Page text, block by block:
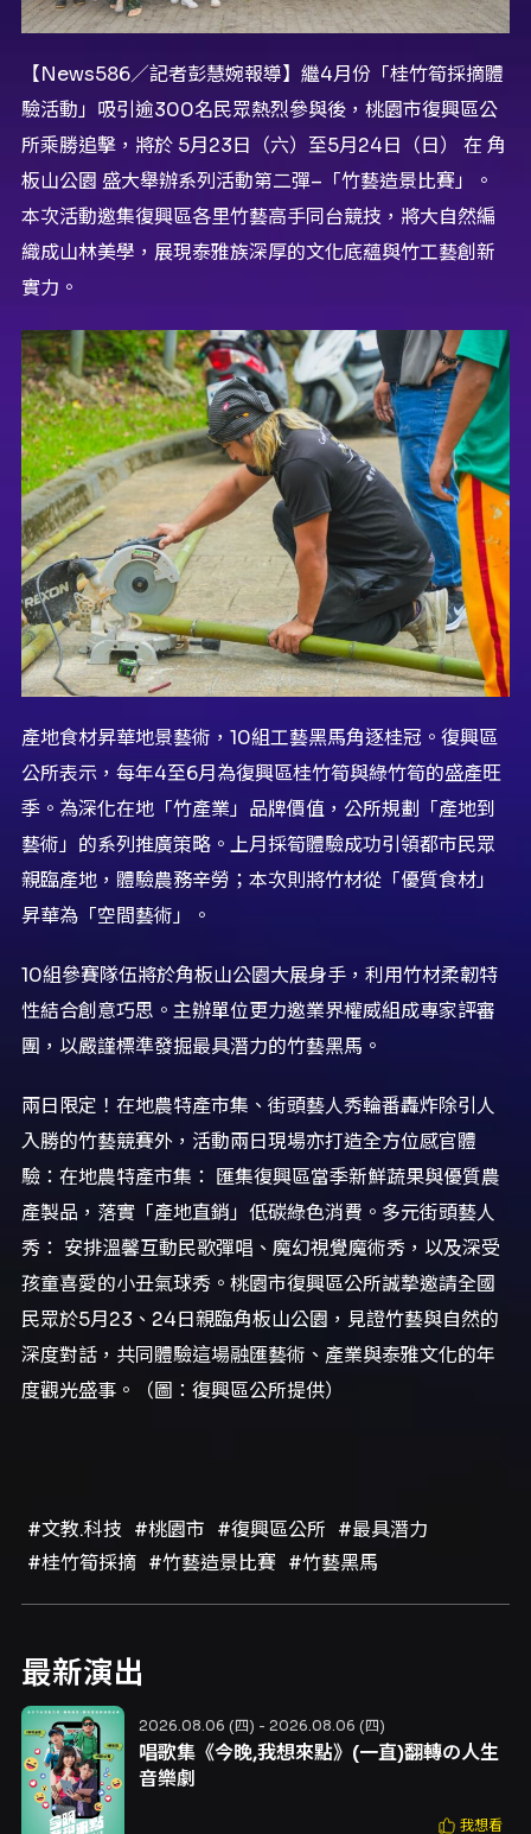
【News586／記者彭慧婉報導】繼4月份「桂竹筍採摘體
驗活動」吸引逾300名民眾熱烈參與後，桃園市復興區公
所乘勝追擊，將於 5月23日（六）至5月24日（日） 在 角
板山公園 盛大舉辦系列活動第二彈–「竹藝造景比賽」。
本次活動邀集復興區各里竹藝高手同台競技，將大自然編
織成山林美學，展現泰雅族深厚的文化底蘊與竹工藝創新
實力。
產地食材昇華地景藝術，10組工藝黑馬角逐桂冠。復興區
公所表示，每年4至6月為復興區桂竹筍與綠竹筍的盛產旺
季。為深化在地「竹產業」品牌價值，公所規劃「產地到
藝術」的系列推廣策略。上月採筍體驗成功引領都市民眾
親臨產地，體驗農務辛勞；本次則將竹材從「優質食材」
昇華為「空間藝術」。
10組參賽隊伍將於角板山公園大展身手，利用竹材柔韌特
性結合創意巧思。主辦單位更力邀業界權威組成專家評審
團，以嚴謹標準發掘最具潛力的竹藝黑馬。
兩日限定！在地農特產市集、街頭藝人秀輪番轟炸除引人
入勝的竹藝競賽外，活動兩日現場亦打造全方位感官體
驗：在地農特產市集： 匯集復興區當季新鮮蔬果與優質農
產製品，落實「產地直銷」低碳綠色消費。多元街頭藝人
秀： 安排溫馨互動民歌彈唱、魔幻視覺魔術秀，以及深受
孩童喜愛的小丑氣球秀。桃園市復興區公所誠摯邀請全國
民眾於5月23、24日親臨角板山公園，見證竹藝與自然的
深度對話，共同體驗這場融匯藝術、產業與泰雅文化的年
度觀光盛事。（圖：復興區公所提供）
#文教.科技 #桃園市 #復興區公所 #最具潛力
#桂竹筍採摘 #竹藝造景比賽 #竹藝黑馬
最新演出
2026.08.06 (四) - 2026.08.06 (四)
唱歌集《今晚,我想來點》(一直)翻轉の人生
音樂劇
我想看